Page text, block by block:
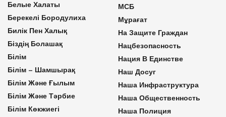
Белые Халаты
Берекелі Бородулиха
Билік Пен Халық
Біздің Болашақ
Білім
Білім – Шамшырақ
Білім Және Ғылым
Білім Және Тәрбие
Білім Көкжиегі
МСБ
Мұрағат
На Защите Граждан
Нацбезопасность
Нация В Единстве
Наш Досуг
Наша Инфраструктура
Наша Общественность
Наша Полиция